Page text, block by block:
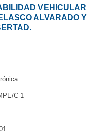
VEHICULAR
ALVARADO Y
C-1